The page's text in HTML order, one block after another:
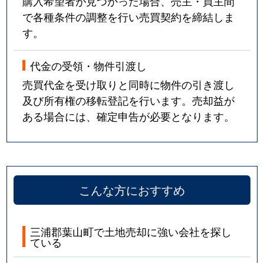
で各種条件の調整を行い売買契約を締結しま
す。
代金の受領・物件引渡し
売買代金を受け取りと同時に物件の引き渡し
及び所有権の移転登記を行います。売却益が
ある場合には、確定申告が必要となります。
こんな方におすすめ
三浦郡葉山町で土地売却に強い会社を探し
ている